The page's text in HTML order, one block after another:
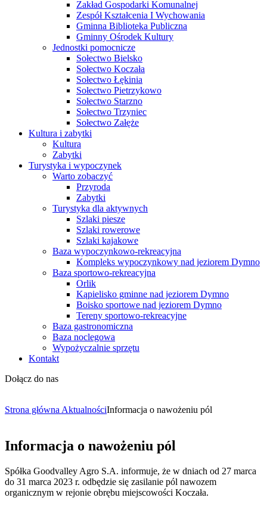
Zakład Gospodarki Komunalnej
Zespół Kształcenia I Wychowania
Gminna Biblioteka Publiczna
Gminny Ośrodek Kultury
Jednostki pomocnicze
Sołectwo Bielsko
Sołectwo Koczała
Sołectwo Łękinia
Sołectwo Pietrzykowo
Sołectwo Starzno
Sołectwo Trzyniec
Sołectwo Załęże
Kultura i zabytki
Kultura
Zabytki
Turystyka i wypoczynek
Warto zobaczyć
Przyroda
Zabytki
Turystyka dla aktywnych
Szlaki piesze
Szlaki rowerowe
Szlaki kajakowe
Baza wypoczynkowo-rekreacyjna
Kompleks wypoczynkowy nad jeziorem Dymno
Baza sportowo-rekreacyjna
Orlik
Kąpielisko gminne nad jeziorem Dymno
Boisko sportowe nad jeziorem Dymno
Tereny sportowo-rekreacyjne
Baza gastronomiczna
Baza noclegowa
Wypożyczalnie sprzętu
Kontakt
Dołącz do nas
Strona główna AktualnościInformacja o nawożeniu pól
Informacja o nawożeniu pól
Spółka Goodvalley Agro S.A. informuje, że w dniach od 27 marca
do 31 marca 2023 r. odbędzie się zasilanie pól nawozem
organicznym w rejonie obrębu miejscowości Koczała.